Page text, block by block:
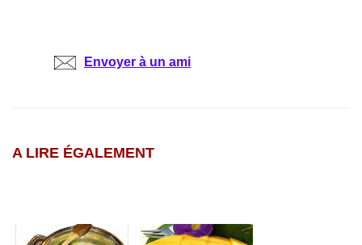
Envoyer à un ami
A LIRE ÉGALEMENT